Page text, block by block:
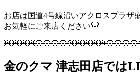
お店は国道4号線沿いアクロスプラザ
お気軽にご来店ください🐻
金のクマ 津志田店では